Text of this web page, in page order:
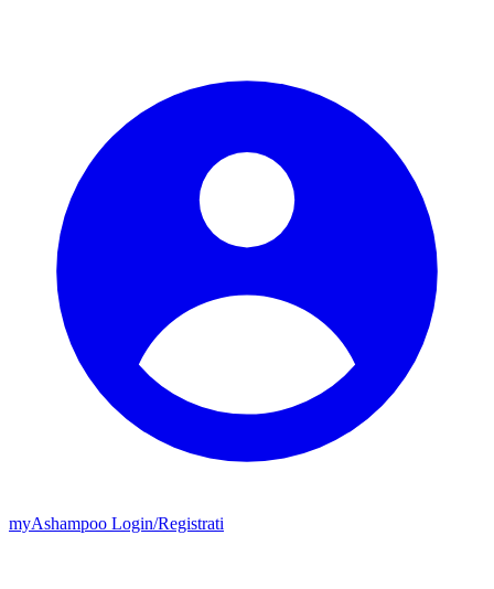
myAshampoo Login/Registrati